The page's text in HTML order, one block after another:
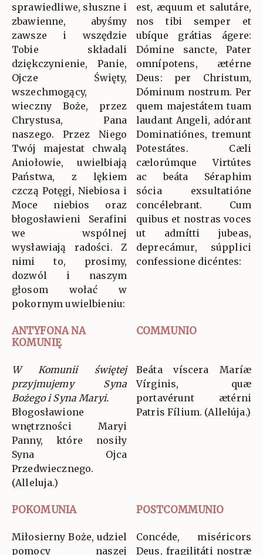
sprawiedliwe, słuszne i
zbawienne, abyśmy
zawsze i wszędzie
Tobie składali
dziękczynienie, Panie,
Ojcze Święty,
wszechmogący,
wieczny Boże, przez
Chrystusa, Pana
naszego. Przez Niego
Twój majestat chwalą
Aniołowie, uwielbiają
Państwa, z lękiem
czczą Potęgi, Niebiosa i
Moce niebios oraz
błogosławieni Serafini
we wspólnej
wysławiają radości. Z
nimi to, prosimy,
dozwól i naszym
głosom wołać w
pokornym uwielbieniu:
est, æquum et salutáre,
nos tibi semper et
ubíque grátias ágere:
Dómine sancte, Pater
omnípotens, ætérne
Deus: per Christum,
Dóminum nostrum. Per
quem majestátem tuam
laudant Angeli, adórant
Dominatiónes, tremunt
Potestátes. Cæli
cælorúmque Virtútes
ac beáta Séraphim
sócia exsultatióne
concélebrant. Cum
quibus et nostras voces
ut admítti jubeas,
deprecámur, súpplici
confessione dicéntes:
ANTYFONA NA
KOMUNIĘ
COMMUNIO
W Komunii świętej
przyjmujemy Syna
Bożego i Syna Maryi.
Błogosławione
wnętrzności Maryi
Panny, które nosiły
Syna Ojca
Przedwiecznego.
(Alleluja.)
Beáta víscera Maríæ
Vírginis, quæ
portavérunt ætérni
Patris Fílium. (Allelúja.)
POKOMUNIA POSTCOMMUNIO
Miłosierny Boże, udziel
pomocy naszej
Concéde, miséricors
Deus, fragilitáti nostræ